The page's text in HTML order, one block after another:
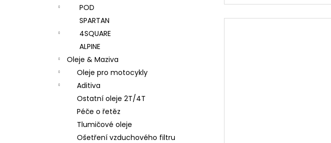
POD
SPARTAN
4SQUARE
ALPINE
Oleje & Maziva
Oleje pro motocykly
Aditiva
Ostatní oleje 2T/4T
Péče o řetěz
Tlumičové oleje
Ošetření vzduchového filtru